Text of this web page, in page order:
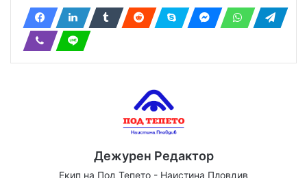
Дежурен Редактор
Екип на Под Тепето - Наистина Пловдив